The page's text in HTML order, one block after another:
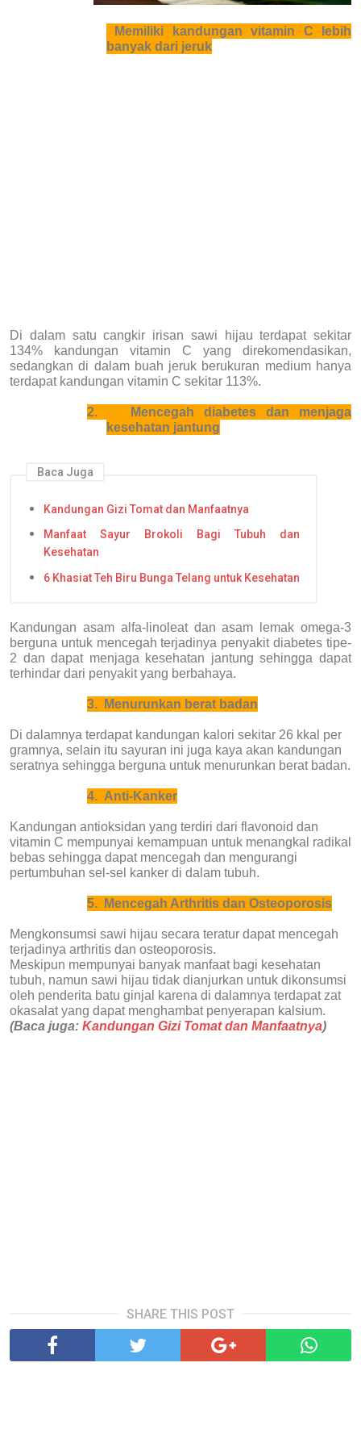
Memiliki kandungan vitamin C lebih
banyak dari jeruk
Di dalam satu cangkir irisan sawi hijau terdapat sekitar
134% kandungan vitamin C yang direkomendasikan,
sedangkan di dalam buah jeruk berukuran medium hanya
terdapat kandungan vitamin C sekitar 113%.
2.
Mencegah diabetes dan menjaga
kesehatan jantung
Baca Juga
Kandungan Gizi Tomat dan Manfaatnya
Manfaat Sayur Brokoli Bagi Tubuh dan
Kesehatan
6 Khasiat Teh Biru Bunga Telang untuk Kesehatan
Kandungan asam alfa-linoleat dan asam lemak omega-3
berguna untuk mencegah terjadinya penyakit diabetes tipe-
2 dan dapat menjaga kesehatan jantung sehingga dapat
terhindar dari penyakit yang berbahaya.
3. Menurunkan berat badan
Di dalamnya terdapat kandungan kalori sekitar 26 kkal per
gramnya, selain itu sayuran ini juga kaya akan kandungan
seratnya sehingga berguna untuk menurunkan berat badan.
4. Anti-Kanker
Kandungan antioksidan yang terdiri dari flavonoid dan
vitamin C mempunyai kemampuan untuk menangkal radikal
bebas sehingga dapat mencegah dan mengurangi
pertumbuhan sel-sel kanker di dalam tubuh.
5. Mencegah Arthritis dan Osteoporosis
Mengkonsumsi sawi hijau secara teratur dapat mencegah
terjadinya arthritis dan osteoporosis.
Meskipun mempunyai banyak manfaat bagi kesehatan
tubuh, namun sawi hijau tidak dianjurkan untuk dikonsumsi
oleh penderita batu ginjal karena di dalamnya terdapat zat
okasalat yang dapat menghambat penyerapan kalsium.
(Baca juga: Kandungan Gizi Tomat dan Manfaatnya)
SHARE THIS POST